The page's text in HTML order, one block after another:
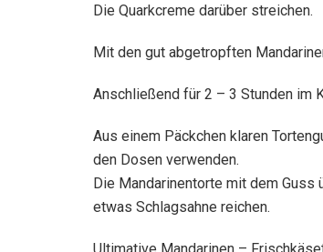
Die Quarkcreme darüber streichen.
Mit den gut abgetropften
Anschließend für 2 – 3 Stunden im
Aus einem Päckchen klaren
den Dosen verwenden.
Die Mandarinentorte mit dem Guss
etwas Schlagsahne reichen.